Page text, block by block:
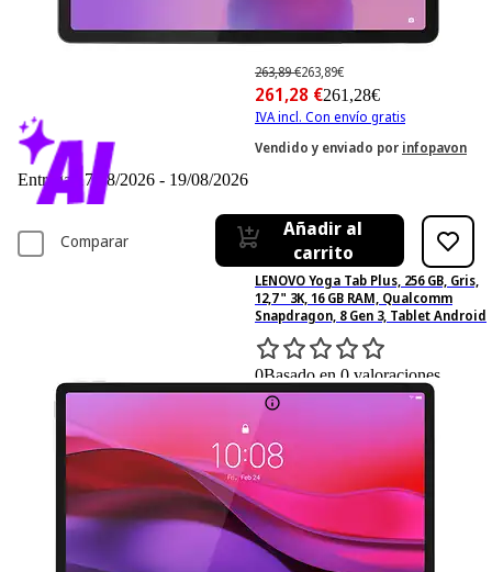
263,89 €263,89€
261,28 €261,28€
IVA incl. Con envío gratis
Vendido y enviado por infopavon
Entrega 17/08/2026 - 19/08/2026
Comparar
Añadir al
carrito
LENOVO Yoga Tab Plus, 256 GB, Gris,
12,7 " 3K, 16 GB RAM, Qualcomm
Snapdragon, 8 Gen 3, Tablet Android
0Basado en 0 valoraciones